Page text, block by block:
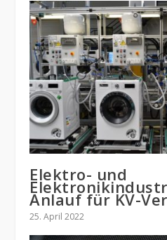
Elektro- und
Anlauf für KV-
25. April 2022